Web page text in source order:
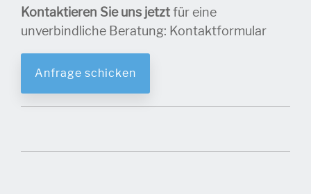
Kontaktieren Sie uns jetztfür eine
unverbindliche Beratung: Kontaktformular
Anfrage schicken